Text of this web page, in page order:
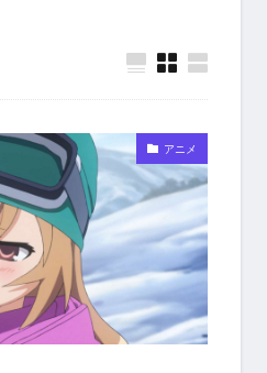
アニメ